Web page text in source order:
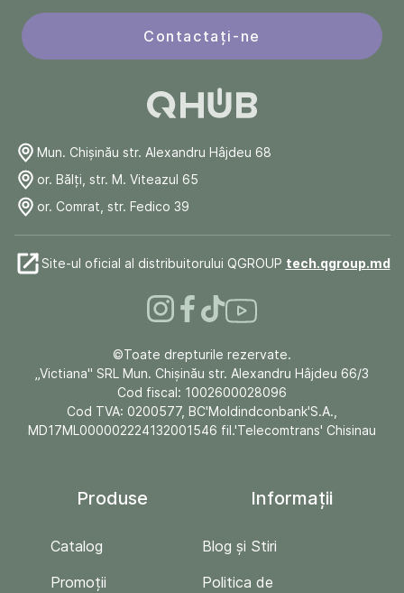
Contactați-ne
Mun. Chişinău str. Alexandru Hâjdeu 68
or. Bălți, str. M. Viteazul 65
or. Comrat, str. Fedico 39
Site-ul oficial al distribuitorului QGROUP tech.qgroup.md
©Toate drepturile rezervate.
„Victiana" SRL Mun. Chişinău str. Alexandru Hâjdeu 66/3
Cod fiscal: 1002600028096
Cod TVA: 0200577, BC'Moldindconbank'S.A.,
MD17ML000002224132001546 fil.'Telecomtrans' Chisinau
Produse
Catalog
Promoții
Informații
Blog și Stiri
Politica de